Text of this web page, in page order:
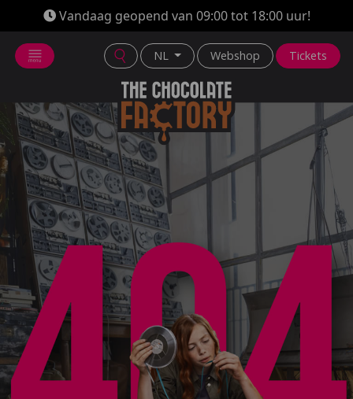
Vandaag geopend van 09:00 tot 18:00 uur!
NL Webshop Tickets